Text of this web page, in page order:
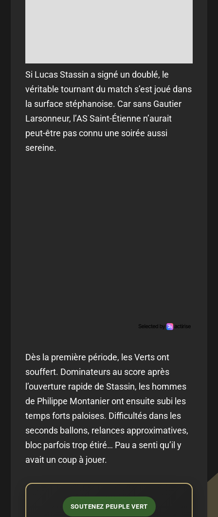
Si Lucas Stassin a signé un doublé, le
véritable tournant du match s’est joué dans
la surface stéphanoise. Car sans Gautier
Larsonneur, l’AS Saint-Étienne n’aurait
peut-être pas connu une soirée aussi
sereine.
Dès la première période, les Verts ont
souffert. Dominateurs au score après
l’ouverture rapide de Stassin, les hommes
de Philippe Montanier ont ensuite subi les
temps forts paloises. Difficultés dans les
seconds ballons, relances approximatives,
bloc parfois trop étiré… Pau a senti qu’il y
avait un coup à jouer.
SOUTENEZ PEUPLE VERT